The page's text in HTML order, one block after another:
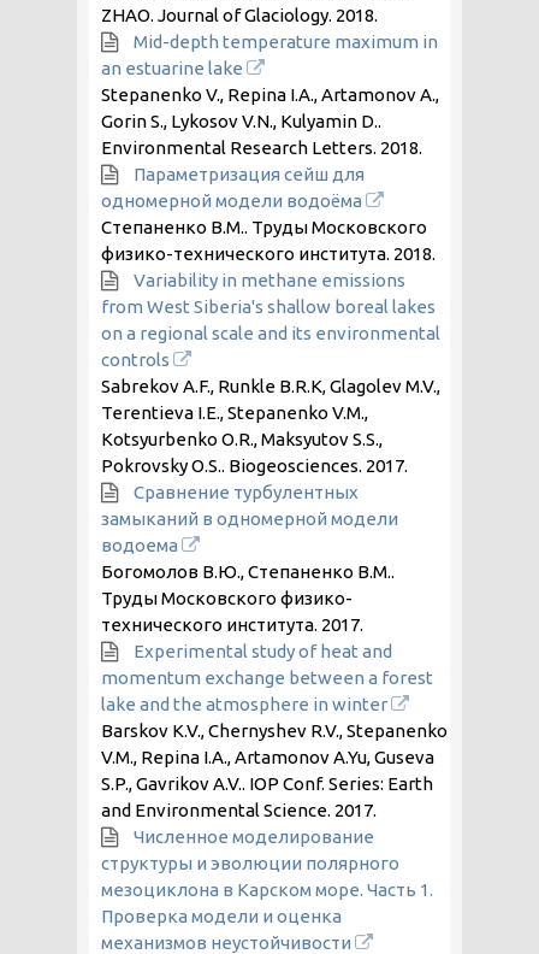
ZHAO. Journal of Glaciology. 2018.
Mid-depth temperature maximum in
an estuarine lake
Stepanenko V., Repina I.A., Artamonov A.,
Gorin S., Lykosov V.N., Kulyamin D..
Environmental Research Letters. 2018.
Параметризация сейш для
одномерной модели водоёма
Степаненко В.М.. Труды Московского
физико-технического института. 2018.
Variability in methane emissions
from West Siberia's shallow boreal lakes
on a regional scale and its environmental
controls
Sabrekov A.F., Runkle B.R.K, Glagolev M.V.,
Terentieva I.E., Stepanenko V.M.,
Kotsyurbenko O.R., Maksyutov S.S.,
Pokrovsky O.S.. Biogeosciences. 2017.
Сравнение турбулентных
замыканий в одномерной модели
водоема
Богомолов В.Ю., Степаненко В.М..
Труды Московского физико-
технического института. 2017.
Experimental study of heat and
momentum exchange between a forest
lake and the atmosphere in winter
Barskov K.V., Chernyshev R.V., Stepanenko
V.M., Repina I.A., Artamonov A.Yu, Guseva
S.P., Gavrikov A.V.. IOP Conf. Series: Earth
and Environmental Science. 2017.
Численное моделирование
структуры и эволюции полярного
мезоциклона в Карском море. Часть 1.
Проверка модели и оценка
механизмов неустойчивости